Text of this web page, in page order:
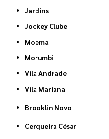
Jardins
Jockey Clube
Moema
Morumbi
Vila Andrade
Vila Mariana
Brooklin Novo
Cerqueira César